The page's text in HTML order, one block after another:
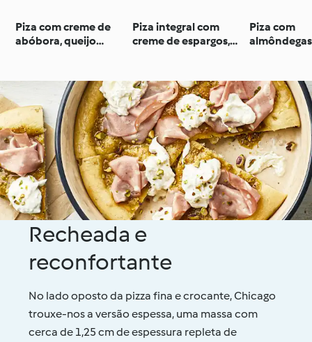
Piza com creme de
abóbora, queijo
Piza integral com
creme de espargos,
Piza com
Recheada e
reconfortante
No lado oposto da pizza fina e crocante, Chicago
trouxe-nos a versão espessa, uma massa com
cerca de 1,25 cm de espessura repleta de